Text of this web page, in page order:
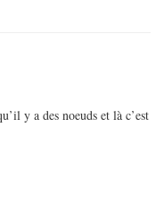
y a des noeuds et là c’est